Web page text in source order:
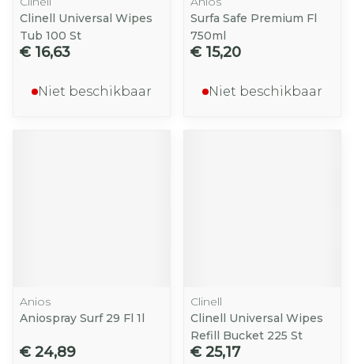
Clinell Universal Wipes
Tub 100 St
€ 16,63
Niet beschikbaar
Surfa Safe Premium Fl
750ml
€ 15,20
Niet beschikbaar
Anios
Aniospray Surf 29 Fl 1l
€ 24,89
Clinell
Clinell Universal Wipes
Refill Bucket 225 St
€ 25,17